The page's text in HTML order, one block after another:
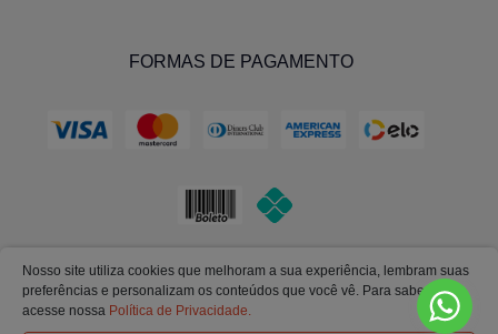
FORMAS DE PAGAMENTO
FORMAS DE ENTREGA
Nosso site utiliza cookies que melhoram a sua experiência, lembram suas
preferências e personalizam os conteúdos que você vê. Para saber mais
acesse nossa Política de Privacidade.